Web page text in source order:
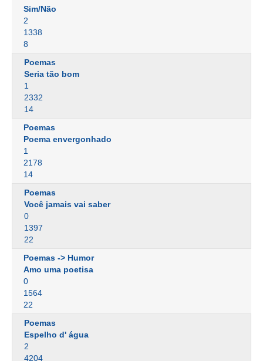
Sim/Não
2
1338
8
Poemas
Seria tão bom
1
2332
14
Poemas
Poema envergonhado
1
2178
14
Poemas
Você jamais vai saber
0
1397
22
Poemas -> Humor
Amo uma poetisa
0
1564
22
Poemas
Espelho d' água
2
4204